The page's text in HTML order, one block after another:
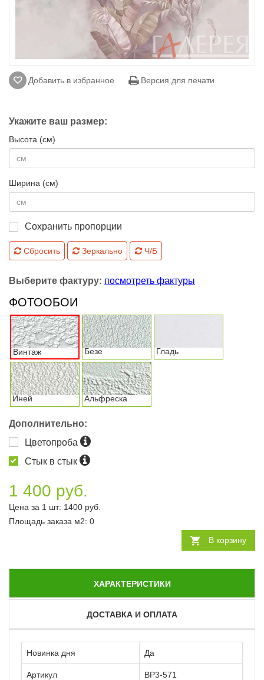
Добавить в избранное Версия для печати
Укажите ваш размер:
Высота (см)
Ширина (см)
Сохранить пропорции
Сбросить Зеркально Ч/Б
Выберите фактуру: посмотреть фактуры
ФОТООБОИ
Винтаж Безе Гладь
Иней Альфреска
Дополнительно:
Цветопроба
Стык в стык
1 400 руб.
Цена за 1 шт: 1400 руб.
Площадь заказа м2: 0
В корзину
ХАРАКТЕРИСТИКИ
ДОСТАВКА И ОПЛАТА
Новинка дня Да
Артикул ВР3-571